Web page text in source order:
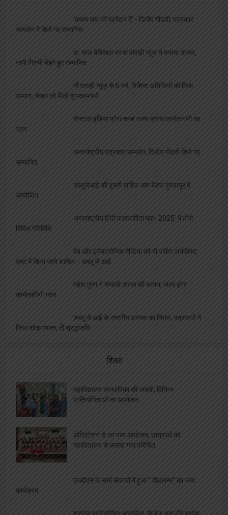
‘कलम सच की पहरेदार है’:- दिलीप गोंडवी, पत्रकार
सम्मलेन में किये गए सम्मानित
छः साल बेमिसाल पर मां वाराही न्यूज ने मनाया उत्सव,
नामी गिरामी चेहरे हुए सम्मानित
माँ वाराही न्यूज़ के 6 वर्ष, विशिष्ट अतिथियों को मिला
सम्मान, चैनल को मिली शुभकामनायें
सेन्ट्रल इंडिया प्रेस क्लब राज्य प्रबंध कार्यकारणी का
गठन
अन्तर्राष्ट्रीय पत्रकार सम्मलेन, दिलीप गोंडवी किये गए
सम्मानित
डब्लूजेआई की दूसरी वार्षिक आम बैठक गुरुवायूर में
आयोजित
अन्तर्राष्ट्रीय हिंदी पत्रकारिता माह- 2025′ में होंगी
विविध गतिविधि
वेब और इलेक्ट्रोनिक मीडिया को भी वर्किंग जर्नलिस्ट
एक्ट में किया जाये शामिल :- डब्लू जे आई
महेश गुप्ता ने संभाली उपजा की कमान, जल्द होगा
कार्यकारिणी गठन
डब्लू जे आई के राष्ट्रीय अध्यक्ष का निधन, पत्रकारों ने
किया शोक व्यक्त, दी श्रद्धांजलि
शिक्षा
महाविद्यालय संस्थापिका की जयंती, विभिन्न
प्रतियोगिताओं का आयोजन
ओरिएंटेशन डे का भब्य आयोजन, छात्राओं को
महाविद्यालय से कराया गया परिचित
एलबीएस के सभी संकायों में हुआ ” दीक्षारम्भ” का भव्य
कार्यक्रम
शतरंज प्रतियोगिता आयोजित, विजेता भाग लेंगे प्रदेश